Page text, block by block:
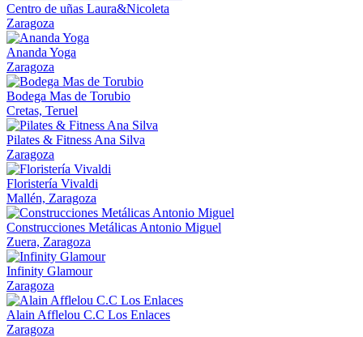
Centro de uñas Laura&Nicoleta
Zaragoza
Ananda Yoga
Zaragoza
Bodega Mas de Torubio
Cretas, Teruel
Pilates & Fitness Ana Silva
Zaragoza
Floristería Vivaldi
Mallén, Zaragoza
Construcciones Metálicas Antonio Miguel
Zuera, Zaragoza
Infinity Glamour
Zaragoza
Alain Afflelou C.C Los Enlaces
Zaragoza